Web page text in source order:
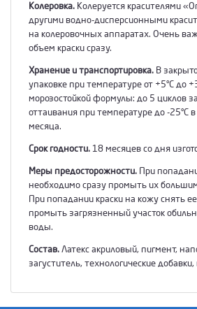
Колеровка. Колеруется красителями
другими водно-дисперсионными
на колеровочных аппаратах. Очень
объем краски сразу.
Хранение и транспортировка. В
упаковке при температуре от +5°С до
морозостойкой формулы: до 5 циклов
оттаивания при температуре до -25°С
месяца.
Срок годности. 18 месяцев со дня
Меры предосторожности. При
необходимо сразу промыть их
При попадании краски на кожу снять
промыть загрязненный участок
воды.
Состав. Латекс акриловый, пигмент,
загуститель, технологические добавки,